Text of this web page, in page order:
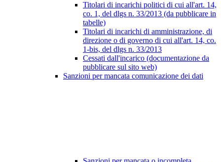
Titolari di incarichi politici di cui all'art. 14,
co. 1, del dlgs n. 33/2013 (da pubblicare in
tabelle)
Titolari di incarichi di amministrazione, di
direzione o di governo di cui all'art. 14, co.
1-bis, del dlgs n. 33/2013
Cessati dall'incarico (documentazione da
pubblicare sul sito web)
Sanzioni per mancata comunicazione dei dati